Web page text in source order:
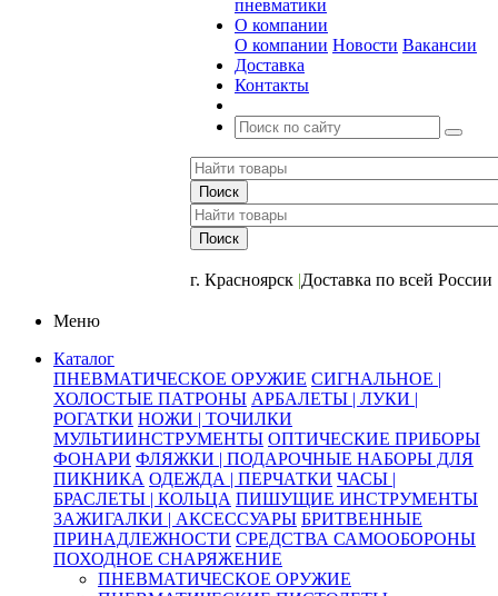
пневматики
О компании
О компании Новости Вакансии
Доставка
Контакты
г. Красноярск |Доставка по всей России
Меню
Каталог
ПНЕВМАТИЧЕСКОЕ ОРУЖИЕ СИГНАЛЬНОЕ |
ХОЛОСТЫЕ ПАТРОНЫ АРБАЛЕТЫ | ЛУКИ |
РОГАТКИ НОЖИ | ТОЧИЛКИ
МУЛЬТИИНСТРУМЕНТЫ ОПТИЧЕСКИЕ ПРИБОРЫ
ФОНАРИ ФЛЯЖКИ | ПОДАРОЧНЫЕ НАБОРЫ ДЛЯ
ПИКНИКА ОДЕЖДА | ПЕРЧАТКИ ЧАСЫ |
БРАСЛЕТЫ | КОЛЬЦА ПИШУЩИЕ ИНСТРУМЕНТЫ
ЗАЖИГАЛКИ | АКСЕССУАРЫ БРИТВЕННЫЕ
ПРИНАДЛЕЖНОСТИ СРЕДСТВА САМООБОРОНЫ
ПОХОДНОЕ СНАРЯЖЕНИЕ
ПНЕВМАТИЧЕСКОЕ ОРУЖИЕ